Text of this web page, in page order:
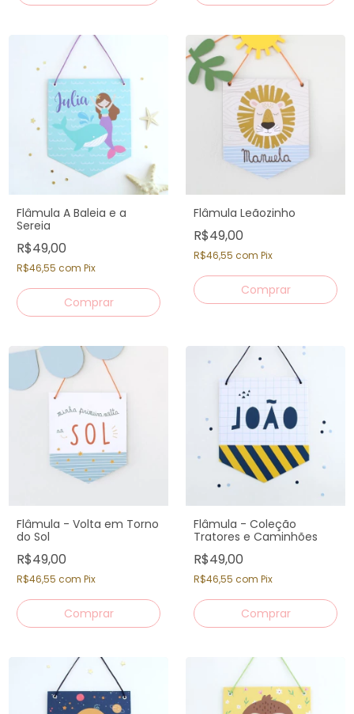
Flâmula A Baleia e a
Sereia
R$49,00
R$46,55 com Pix
Flâmula Leãozinho
R$49,00
R$46,55 com Pix
Flâmula - Volta em Torno
do Sol
R$49,00
R$46,55 com Pix
Flâmula - Coleção
Tratores e Caminhões
R$49,00
R$46,55 com Pix